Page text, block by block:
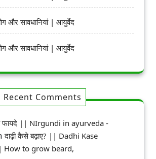
और सावधानियां | आयुर्वेद
और सावधानियां | आयुर्वेद
Recent Comments
|| NIrgundi in ayurveda -
दाढ़ी कैसे बढ़ाए? || Dadhi Kase
How to grow beard,